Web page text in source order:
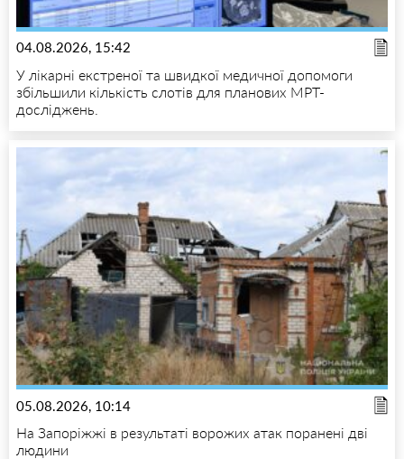
04.08.2026, 15:42
У лікарні екстреної та швидкої медичної допомоги
збільшили кількість слотів для планових МРТ-
досліджень.
05.08.2026, 10:14
На Запоріжжі в результаті ворожих атак поранені дві
людини